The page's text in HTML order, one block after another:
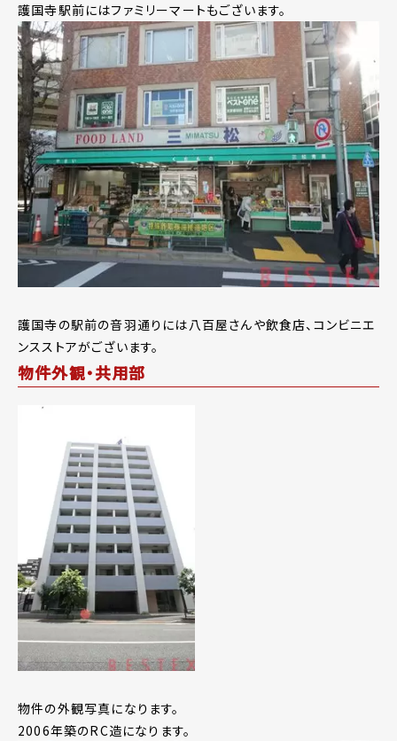
護国寺駅前にはファミリーマートもございます。
護国寺の駅前の音羽通りには八百屋さんや飲食店、コンビニエ
ンスストアがございます。
物件外観・共用部
物件の外観写真になります。
2006年築のRC造になります。